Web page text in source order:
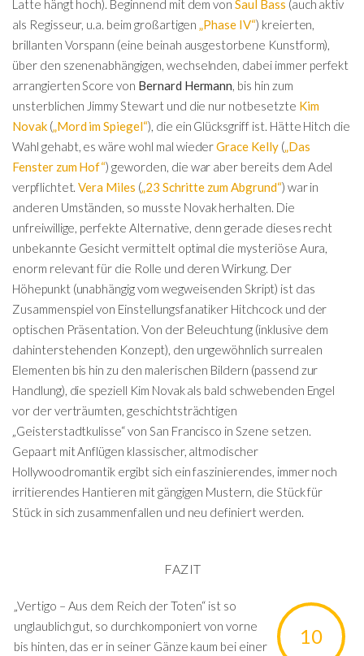
Latte hängt hoch). Beginnend mit dem vonSaul Bass (auch aktiv
als Regisseur, u.a. beim großartigen „Phase IV“) kreierten,
brillanten Vorspann (eine beinah ausgestorbene Kunstform),
über den szenenabhängigen, wechselnden, dabei immer perfekt
arrangierten Score von Bernard Hermann , bis hin zum
unsterblichen Jimmy Stewart und die nur notbesetzte Kim
Novak(„Mord im Spiegel“), die ein Glücksgriff ist. Hätte Hitch die
Wahl gehabt, es wäre wohl mal wiederGrace Kelly(„Das
Fenster zum Hof“) geworden, die war aber bereits dem Adel
verpflichtet.Vera Miles („23 Schritte zum Abgrund“) war in
anderen Umständen, so musste Novak herhalten. Die
unfreiwillige, perfekte Alternative, denn gerade dieses recht
unbekannte Gesicht vermittelt optimal die mysteriöse Aura,
enorm relevant für die Rolle und deren Wirkung. Der
Höhepunkt (unabhängig vom wegweisenden Skript) ist das
Zusammenspiel von Einstellungsfanatiker Hitchcock und der
optischen Präsentation. Von der Beleuchtung (inklusive dem
dahinterstehenden Konzept), den ungewöhnlich surrealen
Elementen bis hin zu den malerischen Bildern (passend zur
Handlung), die speziell Kim Novak als bald schwebenden Engel
vor der verträumten, geschichtsträchtigen
„Geisterstadtkulisse“ von San Francisco in Szene setzen.
Gepaart mit Anflügen klassischer, altmodischer
Hollywoodromantik ergibt sich ein faszinierendes, immer noch
irritierendes Hantieren mit gängigen Mustern, die Stück für
Stück in sich zusammenfallen und neu definiert werden.
FAZIT
10
„Vertigo – Aus dem Reich der Toten“ ist so
unglaublich gut, so durchkomponiert von vorne
bis hinten, das er in seiner Gänze kaum bei einer